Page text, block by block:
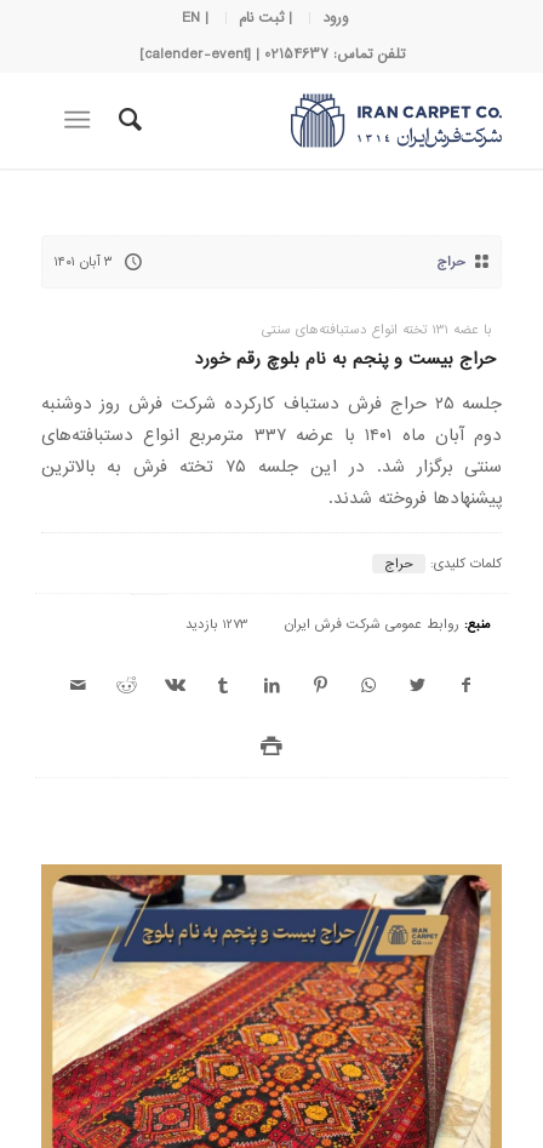
ورود | ثبت نام
| EN
تلفن تماس: 02154637 | [calender-event]
حراج ۳ آبان ۱۴۰۱
با عضه 131 تخته انواع دستبافته‌های سنتی
حراج بیست و پنجم به نام بلوچ رقم خورد
جلسه ۲۵ حراج فرش دستباف کارکرده شرکت فرش روز دوشنبه
دوم آبان ماه ۱۴۰۱ با عرضه ۳۳۷ مترمربع انواع دستبافته‌های
سنتی برگزار شد. در این جلسه ۷۵ تخته فرش به بالاترین
پیشنهادها فروخته شدند.
کلمات کلیدی: حراج
منبع: روابط عمومی شرکت فرش ایران 1273 بازدید